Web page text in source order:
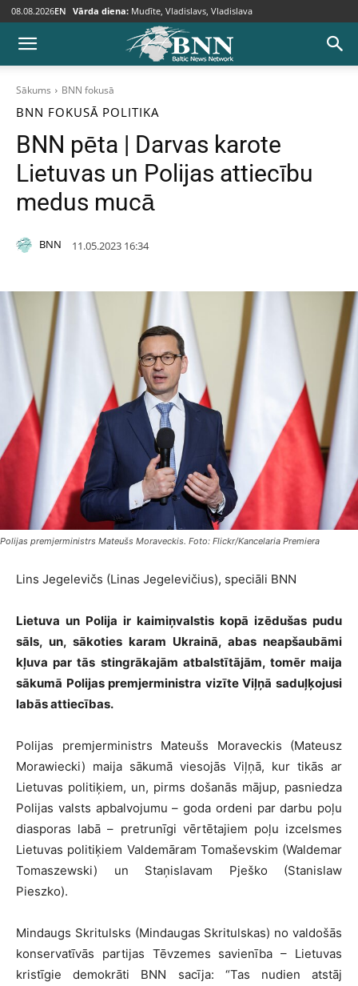
08.08.2026EN Vārda diena: Mudīte, Vladislavs, Vladislava
Sākums BNN fokusā
BNN FOKUSĀ POLITIKA
BNN pēta | Darvas karote
Lietuvas un Polijas attiecību
medus mucā
BNN 11.05.2023 16:34
Polijas premjerministrs Mateušs Moraveckis. Foto: Flickr/Kancelaria Premiera
Lins Jegelevičs (Linas Jegelevičius), speciāli BNN
Lietuva un Polija ir kaimiņvalstis kopā izēdušas pudu
sāls, un, sākoties karam Ukrainā, abas neapšaubāmi
kļuva par tās stingrākajām atbalstītājām, tomēr maija
sākumā Polijas premjerministra vizīte Viļņā saduļķojusi
labās attiecības.
Polijas premjerministrs Mateušs Moraveckis (Mateusz
Morawiecki) maija sākumā viesojās Viļņā, kur tikās ar
Lietuvas politiķiem, un, pirms došanās mājup, pasniedza
Polijas valsts apbalvojumu – goda ordeni par darbu poļu
diasporas labā – pretrunīgi vērtētajiem poļu izcelsmes
Lietuvas politiķiem Valdemāram Tomaševskim (Waldemar
Tomaszewski) un Staņislavam Pješko (Stanislaw
Pieszko).
Mindaugs Skritulsks (Mindaugas Skritulskas) no valdošās
konservatīvās partijas Tēvzemes savienība – Lietuvas
kristīgie demokrāti BNN sacīja: “Tas nudien atstāj